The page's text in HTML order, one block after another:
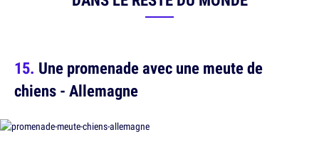
Une promenade avec une meute de
chiens - Allemagne